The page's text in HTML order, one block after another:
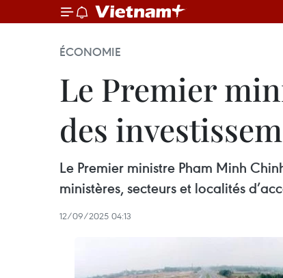
ÉCONOMIE
Le Premier
des
Le Premier ministre Pham Minh
ministères, secteurs et localités
12/09/2025 04:13